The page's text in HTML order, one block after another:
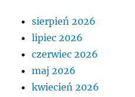
sierpień 2026
lipiec 2026
czerwiec 2026
maj 2026
kwiecień 2026